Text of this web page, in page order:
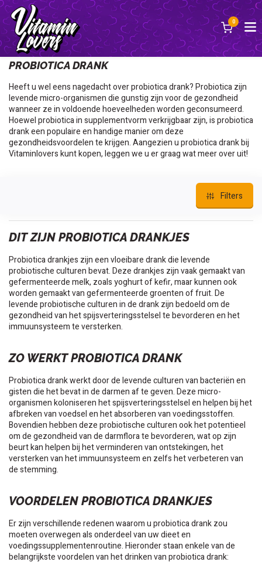
0
Terug
PROBIOTICA DRANK
Heeft u wel eens nagedacht over probiotica drank? Probiotica zijn
levende micro-organismen die gunstig zijn voor de gezondheid
wanneer ze in voldoende hoeveelheden worden geconsumeerd.
Hoewel probiotica in supplementvorm verkrijgbaar zijn, is probiotica
drank een populaire en handige manier om deze
gezondheidsvoordelen te krijgen. Aangezien u probiotica drank bij
Vitaminlovers kunt kopen, leggen we u er graag wat meer over uit!
Filters
DIT ZIJN PROBIOTICA DRANKJES
Probiotica drankjes zijn een vloeibare drank die levende
probiotische culturen bevat. Deze drankjes zijn vaak gemaakt van
gefermenteerde melk, zoals yoghurt of kefir, maar kunnen ook
worden gemaakt van gefermenteerde groenten of fruit. De
levende probiotische culturen in de drank zijn bedoeld om de
gezondheid van het spijsverteringsstelsel te bevorderen en het
immuunsysteem te versterken.
ZO WERKT PROBIOTICA DRANK
Probiotica drank werkt door de levende culturen van bacteriën en
gisten die het bevat in de darmen af te geven. Deze micro-
organismen koloniseren het spijsverteringsstelsel en helpen bij het
afbreken van voedsel en het absorberen van voedingsstoffen.
Bovendien hebben deze probiotische culturen ook het potentieel
om de gezondheid van de darmflora te bevorderen, wat op zijn
beurt kan helpen bij het verminderen van ontstekingen, het
versterken van het immuunsysteem en zelfs het verbeteren van
de stemming.
VOORDELEN PROBIOTICA DRANKJES
Er zijn verschillende redenen waarom u probiotica drank zou
moeten overwegen als onderdeel van uw dieet en
voedingssupplementenroutine. Hieronder staan enkele van de
belangrijkste voordelen van het drinken van probiotica drank: